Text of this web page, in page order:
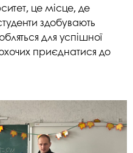
це місце, де
здобувають
для успішної
приєднатися до